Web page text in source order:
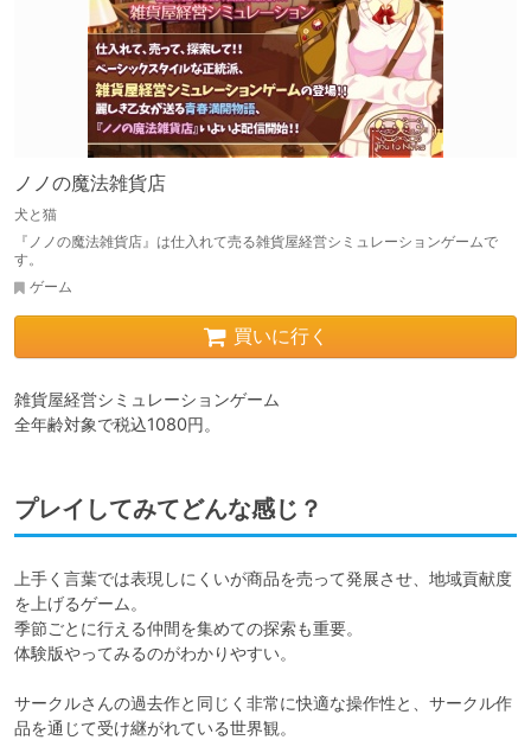
ノノの魔法雑貨店
犬と猫
『ノノの魔法雑貨店』は仕入れて売る雑貨屋経営シミュレーションゲームで
す。
ゲーム
買いに行く
雑貨屋経営シミュレーションゲーム
全年齢対象で税込1080円。
プレイしてみてどんな感じ？
上手く言葉では表現しにくいが商品を売って発展させ、地域貢献度
を上げるゲーム。
季節ごとに行える仲間を集めての探索も重要。
体験版やってみるのがわかりやすい。
サークルさんの過去作と同じく非常に快適な操作性と、サークル作
品を通じて受け継がれている世界観。